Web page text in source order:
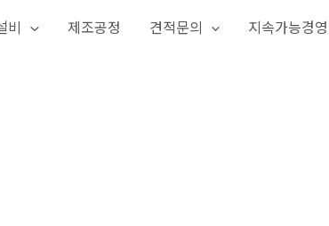
비 제조공정 견적문의 지속가능경영